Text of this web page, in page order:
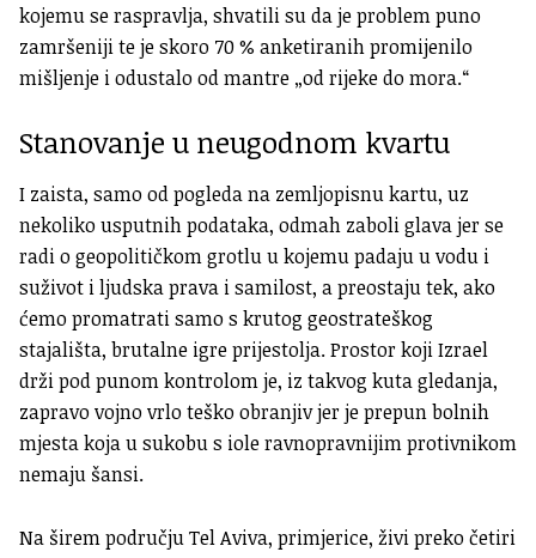
kojemu se raspravlja, shvatili su da je problem puno
zamršeniji te je skoro 70 % anketiranih promijenilo
mišljenje i odustalo od mantre „od rijeke do mora.“
Stanovanje u neugodnom kvartu
I zaista, samo od pogleda na zemljopisnu kartu, uz
nekoliko usputnih podataka, odmah zaboli glava jer se
radi o geopolitičkom grotlu u kojemu padaju u vodu i
suživot i ljudska prava i samilost, a preostaju tek, ako
ćemo promatrati samo s krutog geostrateškog
stajališta, brutalne igre prijestolja. Prostor koji Izrael
drži pod punom kontrolom je, iz takvog kuta gledanja,
zapravo vojno vrlo teško obranjiv jer je prepun bolnih
mjesta koja u sukobu s iole ravnopravnijim protivnikom
nemaju šansi.
Na širem području Tel Aviva, primjerice, živi preko četiri